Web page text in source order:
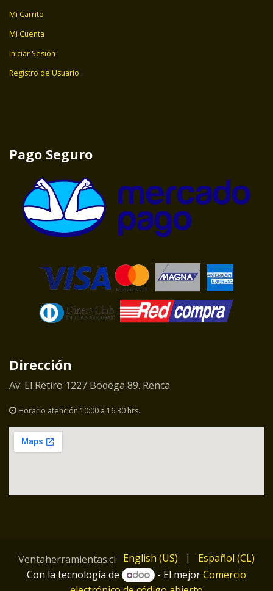
Mi Carrito
Mi Cuenta
Iniciar Sesión
Registro de Usuario
Pago Seguro
Dirección
Av. El Retiro 1227 Bodega 89. Renca
Horario atención 10:00 a 16:30 hrs.
Ventaherramientas.cl English (US) |
Español (CL)
Con la tecnología de
- El mejorComercio